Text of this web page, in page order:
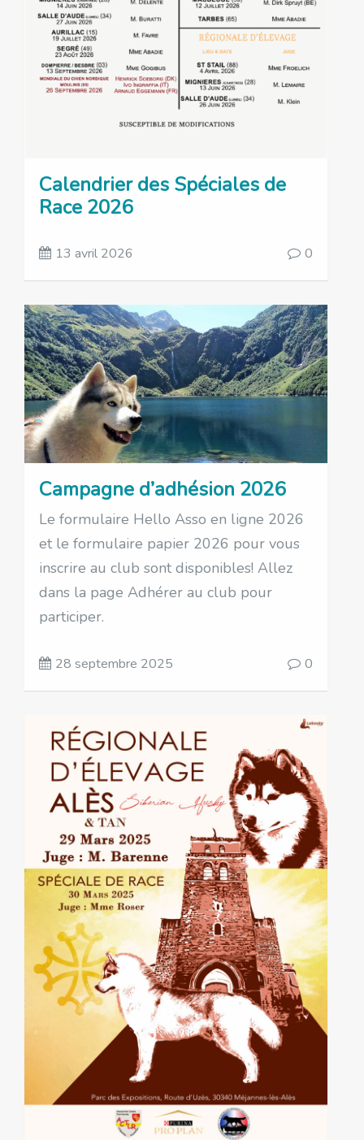
Calendrier des Spéciales de
Race 2026
13 avril 2026 0
Campagne d’adhésion 2026
Le formulaire Hello Asso en ligne 2026
et le formulaire papier 2026 pour vous
inscrire au club sont disponibles! Allez
dans la page Adhérer au club pour
participer.
28 septembre 2025 0